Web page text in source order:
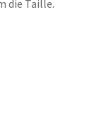
die Taille.